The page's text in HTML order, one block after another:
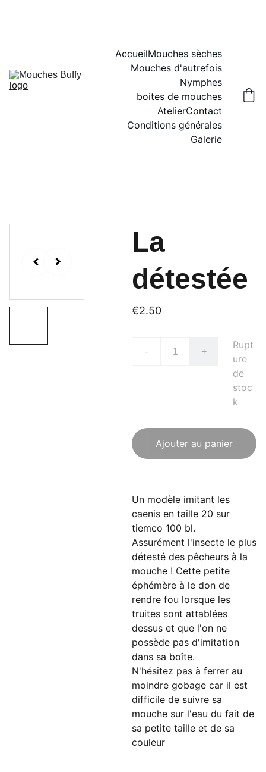
AccueilMouches sèches
Mouches d'autrefois
Nymphes
boites de mouches
AtelierContact
Conditions générales
Galerie
La
détestée
€2.50
- +
Rupt
ure
de
stoc
k
Ajouter au panier
Un modèle imitant les
caenis en taille 20 sur
tiemco 100 bl.
Assurément l'insecte le plus
détesté des pêcheurs à la
mouche ! Cette petite
éphémère à le don de
rendre fou lorsque les
truites sont attablées
dessus et que l'on ne
possède pas d'imitation
dans sa boîte.
N'hésitez pas à ferrer au
moindre gobage car il est
difficile de suivre sa
mouche sur l'eau du fait de
sa petite taille et de sa
couleur